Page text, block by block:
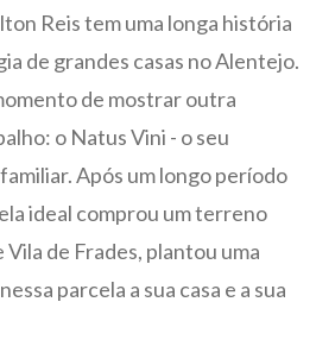
Reis tem uma longa história
de grandes casas no Alentejo.
de mostrar outra
o Natus Vini - o seu
Após um longo período
ideal comprou um terreno
de Frades, plantou uma
parcela a sua casa e a sua